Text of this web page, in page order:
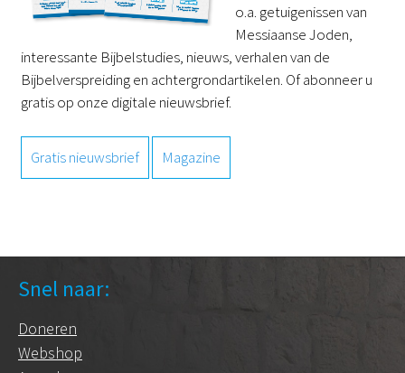
o.a. getuigenissen van
Messiaanse Joden,
interessante Bijbelstudies, nieuws, verhalen van de
Bijbelverspreiding en achtergrondartikelen. Of abonneer u
gratis op onze digitale nieuwsbrief.
Gratis nieuwsbrief Magazine
Snel naar:
Doneren
Webshop